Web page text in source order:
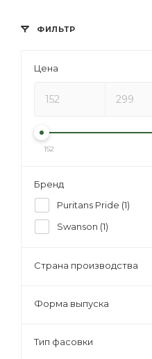
ФИЛЬТР
Цена
152
Бренд
Puritans Pride (1)
Swanson (1)
Страна производства
Форма выпуска
Тип фасовки